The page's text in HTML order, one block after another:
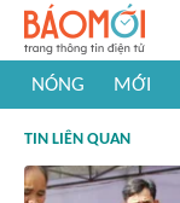
NÓNG MỚI
#Khám phá thế giới
TIN LIÊN QUAN